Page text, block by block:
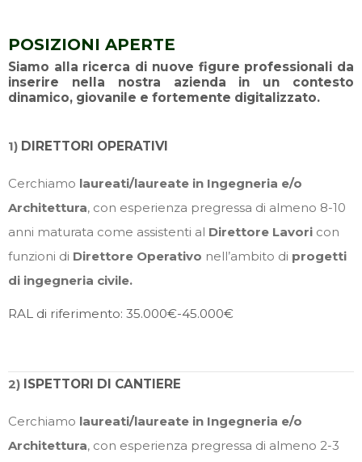
POSIZIONI APERTE
Siamo alla ricerca di nuove figure professionali da
inserire nella nostra azienda in un contesto
dinamico, giovanile e fortemente digitalizzato.
1) DIRETTORI OPERATIVI
Cerchiamo laureati/laureate in Ingegneria e/o
Architettura, con esperienza pregressa di almeno 8-10
anni maturata come assistenti al Direttore Lavori con
funzioni di Direttore Operativo nell’ambito di progetti
di ingegneria civile.
RAL di riferimento: 35.000€-45.000€
2) ISPETTORI DI CANTIERE
Cerchiamo laureati/laureate in Ingegneria e/o
Architettura, con esperienza pregressa di almeno 2-3